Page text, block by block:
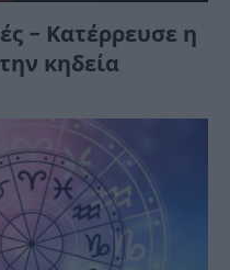
– Κατέρρευσε η
κηδεία